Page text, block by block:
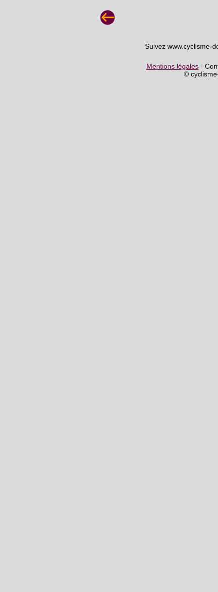
Suivez www.cyclisme-
Mentions légales-
©